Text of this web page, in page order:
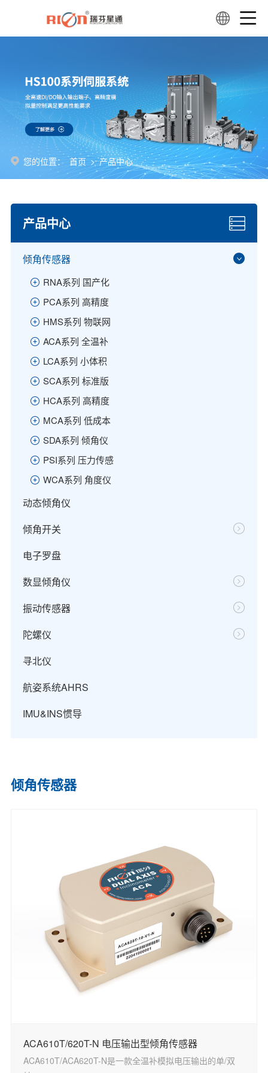
您的位置： 首页 > 产品中心
产品中心
倾角传感器
RNA系列 国产化
PCA系列 高精度
HMS系列 物联网
ACA系列 全温补
LCA系列 小体积
SCA系列 标准版
HCA系列 高精度
MCA系列 低成本
SDA系列 倾角仪
PSI系列 压力传感
WCA系列 角度仪
动态倾角仪
倾角开关
电子罗盘
数显倾角仪
振动传感器
陀螺仪
寻北仪
航姿系统AHRS
IMU&INS惯导
倾角传感器
ACA610T/620T-N 电压输出型倾角传感器
ACA610T/ACA620T-N是一款全温补模拟电压输出的单/双